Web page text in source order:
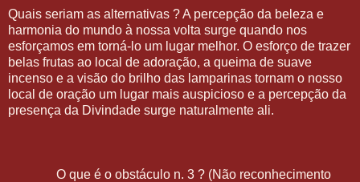
Quais seriam as alternativas ? A percepção da beleza e
harmonia do mundo à nossa volta surge quando nos
esforçamos em torná-lo um lugar melhor. O esforço de trazer
belas frutas ao local de adoração, a queima de suave
incenso e a visão do brilho das lamparinas tornam o nosso
local de oração um lugar mais auspicioso e a percepção da
presença da Divindade surge naturalmente ali.
O que é o obstáculo n. 3 ? (Não reconhecimento